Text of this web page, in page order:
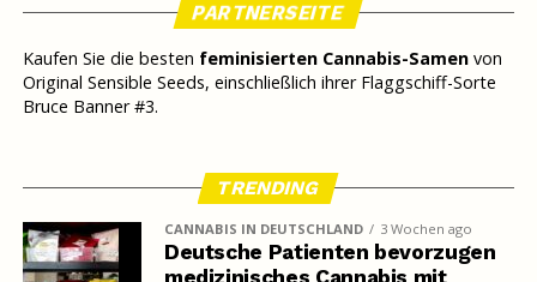
PARTNERSEITE
Kaufen Sie die besten feminisierten Cannabis-Samenvon
Original Sensible Seeds, einschließlich ihrer Flaggschiff-Sorte
Bruce Banner #3.
TRENDING
CANNABIS IN DEUTSCHLAND 3 Wochen ago
Deutsche Patienten bevorzugen